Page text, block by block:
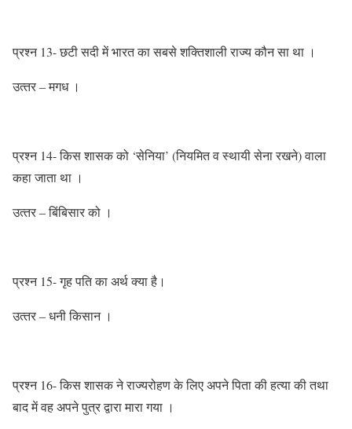
प्रश्‍न 13- छटी सदी में भारत का सबसे शक्तिशाली राज्‍य कौन सा था ।
उत्‍तर – मगध ।
प्रश्‍न 14- किस शासक को ‘सेनिया’ (नियमित व स्‍थायी सेना रखने) वाला
कहा जाता था ।
उत्‍तर – बिंबिसार को ।
प्रश्‍न 15- गृह पति का अर्थ क्‍या है।
उत्‍तर – धनी किसान ।
प्रश्‍न 16- किस शासक ने राज्‍यरोहण के लिए अपने पिता की हत्‍या की तथा
बाद में वह अपने पुत्र द्वारा मारा गया ।